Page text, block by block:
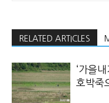
RELATED ARTICLES
‘가을
호박죽